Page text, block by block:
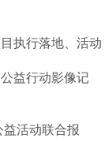
执行落地、活动
益行动影像记
活动联合报